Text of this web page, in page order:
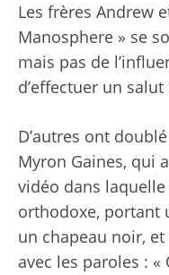
Les frères Andrew
Manosphere » se
mais pas de
d’effectuer un salut
D’autres ont
Myron Gaines, qui
vidéo dans
orthodoxe, portant
un chapeau noir,
avec les paroles : «